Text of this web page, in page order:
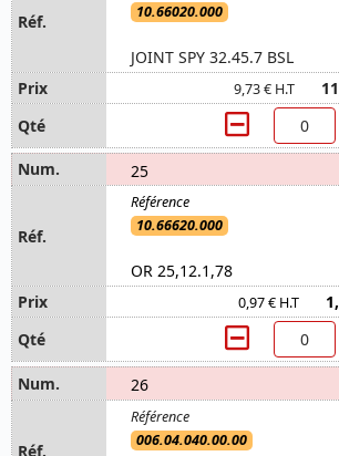
10.66020.000
JOINT SPY 32.45.7 BSL
9,73 € H.T
25
10.66620.000
OR 25,12.1,78
0,97 € H.T
26
006.04.040.00.00